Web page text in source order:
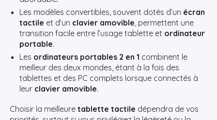
Les modèles convertibles, souvent dotés d’un écran
tactile et d’un clavier amovible, permettent une
transition facile entre l’usage tablette et ordinateur
portable.
Les ordinateurs portables 2 en 1 combinent le
meilleur des deux mondes, étant à la fois des
tablettes et des PC complets lorsque connectés à
leur clavier amovible.
Choisir la meilleure tablette tactile dépendra de vos